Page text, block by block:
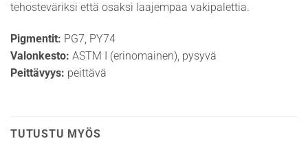
tehosteväriksi että osaksi laajempaa vakipalettia.
Pigmentit: PG7, PY74
Valonkesto: ASTM I (erinomainen), pysyvä
Peittävyys: peittävä
TUTUSTU MYÖS